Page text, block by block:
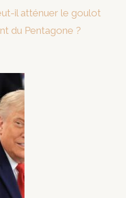
il atténuer le goulot
du Pentagone ?